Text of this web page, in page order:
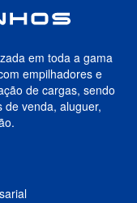
em toda a gama
empilhadores e
de cargas, sendo
venda, aluguer,